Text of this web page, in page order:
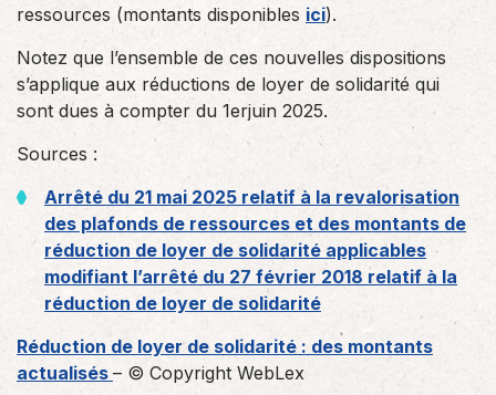
ressources (montants disponibles ici).
Notez que l’ensemble de ces nouvelles dispositions
s’applique aux réductions de loyer de solidarité qui
sont dues à compter du 1erjuin 2025.
Sources :
Arrêté du 21 mai 2025 relatif à la revalorisation
des plafonds de ressources et des montants de
réduction de loyer de solidarité applicables
modifiant l’arrêté du 27 février 2018 relatif à la
réduction de loyer de solidarité
Réduction de loyer de solidarité : des montants
actualisés – © Copyright WebLex